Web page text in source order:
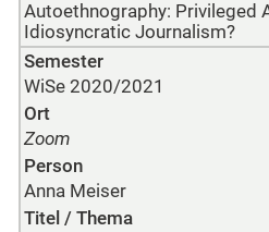
Autoethnography: Privileged
Idiosyncratic Journalism?
Semester
WiSe 2020/2021
Ort
Zoom
Person
Anna Meiser
Titel / Thema